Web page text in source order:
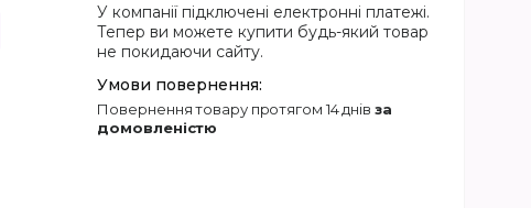
У компанії підключені електронні платежі.
Тепер ви можете купити будь-який товар
не покидаючи сайту.
повернення товару протягом 14 днів за
домовленістю